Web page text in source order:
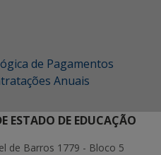
de Pagamentos
Anuais
ESTADO DE EDUCAÇÃO
de Barros 1779 - Bloco 5